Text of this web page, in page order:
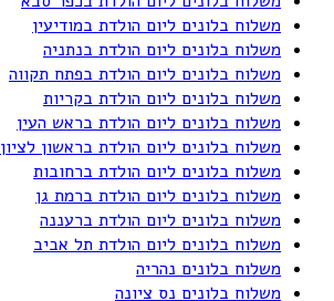
משלוח בלונים ליום הולדת במודיעין
משלוח בלונים ליום הולדת בנתניה
משלוח בלונים ליום הולדת בפתח תקווה
משלוח בלונים ליום הולדת בקריות
משלוח בלונים ליום הולדת בראש העין
משלוח בלונים ליום הולדת בראשון לציון
משלוח בלונים ליום הולדת ברחובות
משלוח בלונים ליום הולדת ברמת גן
משלוח בלונים ליום הולדת ברעננה
משלוח בלונים ליום הולדת תל אביב
משלוח בלונים נהריה
משלוח בלונים נס ציונה